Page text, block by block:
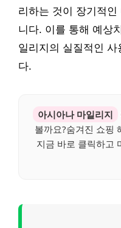
리하는 것이 장기적
니다. 이를 통해 예상
일리지의 실질적인 사
다.
아시아나 마일리지
볼까요?숨겨진 쇼핑
지금 바로 클릭하고